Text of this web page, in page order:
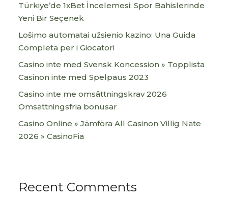
Türkiye’de 1xBet İncelemesi: Spor Bahislerinde
Yeni Bir Seçenek
Lošimo automatai užsienio kazino: Una Guida
Completa per i Giocatori
Casino inte med Svensk Koncession » Topplista
Casinon inte med Spelpaus 2023
Casino inte me omsättningskrav 2026
Omsättningsfria bonusar
Casino Online » Jämföra All Casinon Villig Näte
2026 » CasinoFia
Recent Comments